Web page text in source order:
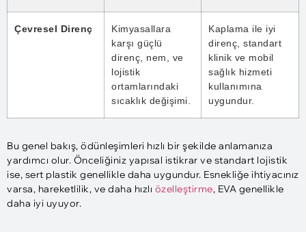
Çevresel Direnç
Kimyasallara
karşı güçlü
direnç, nem, ve
lojistik
ortamlarındaki
sıcaklık değişimi.
Kaplama ile iyi
direnç, standart
klinik ve mobil
sağlık hizmeti
kullanımına
uygundur.
Bu genel bakış, ödünleşimleri hızlı bir şekilde anlamanıza
yardımcı olur. Önceliğiniz yapısal istikrar ve standart lojistik
ise, sert plastik genellikle daha uygundur. Esnekliğe ihtiyacınız
varsa, hareketlilik, ve daha hızlı özelleştirme, EVA genellikle
daha iyi uyuyor.